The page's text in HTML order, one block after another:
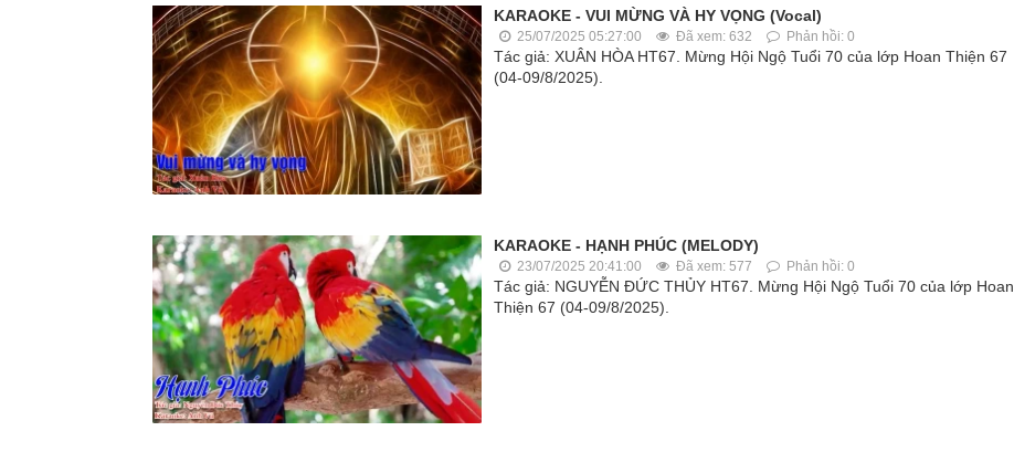
KARAOKE - VUI MỪNG VÀ HY VỌNG (Vocal)
25/07/2025 05:27:00 Đã xem: 632 Phản hồi: 0
Tác giả: XUÂN HÒA HT67. Mừng Hội Ngộ Tuổi 70 của lớp Hoan Thiện 67
(04-09/8/2025).
KARAOKE - HẠNH PHÚC (MELODY)
23/07/2025 20:41:00 Đã xem: 577 Phản hồi: 0
Tác giả: NGUYỄN ĐỨC THỦY HT67. Mừng Hội Ngộ Tuổi 70 của lớp Hoan
Thiện 67 (04-09/8/2025).